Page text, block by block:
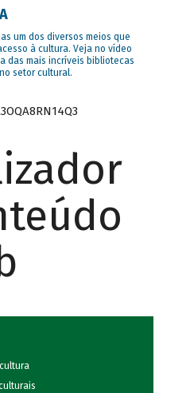
um dos diversos meios que
à cultura. Veja no vídeo
das mais incríveis bibliotecas
setor cultural.